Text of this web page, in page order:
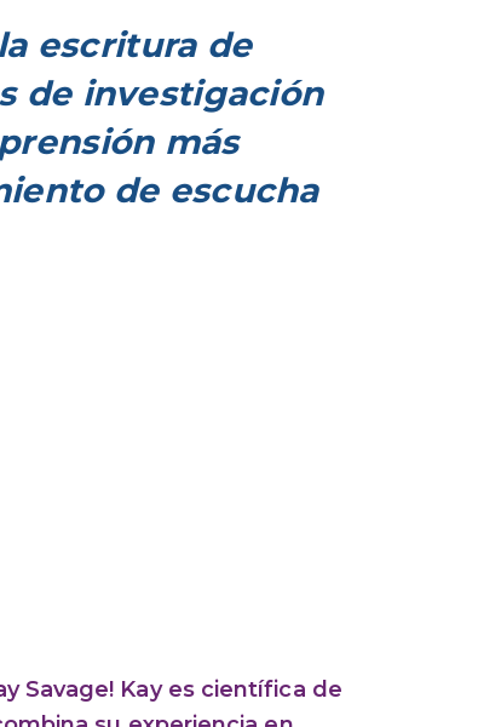
escritura de
de investigación
más
de escucha
Savage! Kay es científica de